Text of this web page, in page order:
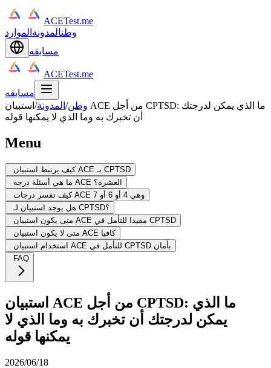
ACETest.me
وطنالمدونة الموارد
مسابقه
ACETest.me
مسابقه
وطن/ المدونة/ استبيان ACE من أجل CPTSD: ما الذي يمكن لدرجتك
أن تخبرك به وما الذي لا يمكنها قوله
Menu
كيف يرتبط استبيان ACE بـ CPTSD
ما هي أسئلة درجة ACE العشرة؟
كيف تفسر درجات ACE وهي 4 أو 6 أو 7
هل يوجد استبيان لـ CPTSD؟
متى يكون استبيان ACE مفيدا للتأمل في CPTSD
متى لا يكون استبيان ACE كافيا
استخدام استبيان ACE للتأمل في CPTSD بأمان
FAQ
استبيان ACE من أجل CPTSD: ما الذي
يمكن لدرجتك أن تخبرك به وما الذي لا
يمكنها قوله
2026/06/18